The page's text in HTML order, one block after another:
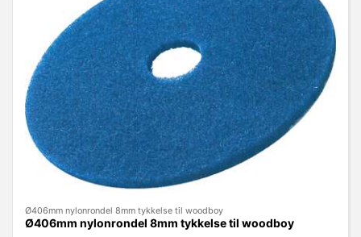
Ø406mm nylonrondel 8mm tykkelse til woodboy
Ø406mm nylonrondel 8mm tykkelse til woodboy